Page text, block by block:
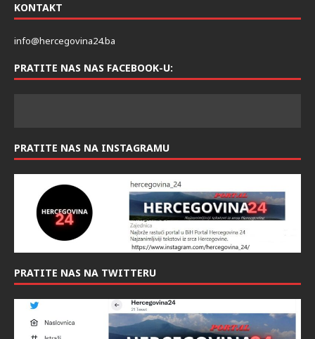
KONTAKT
info@hercegovina24.ba
PRATITE NAS NAS FACEBOOK-U:
PRATITE NAS NA INSTAGRAMU
PRATITE NAS NA TWITTERU